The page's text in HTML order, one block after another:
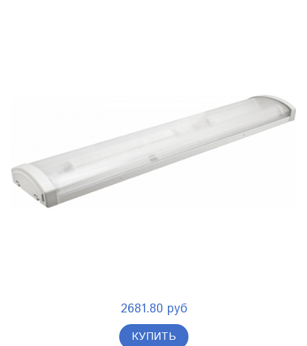
2681.80 руб
КУПИТЬ